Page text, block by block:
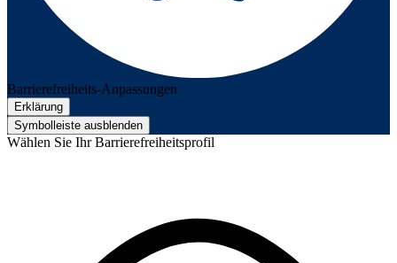
Barrierefreiheits-Anpassungen
Erklärung
Symbolleiste ausblenden
Wählen Sie Ihr Barrierefreiheitsprofil